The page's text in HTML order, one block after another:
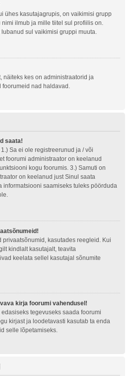
ühes kasutajagrupis, on vaikimisi grupp
ilmub ja mille tiitel sul profiilis on.
sul vaikimisi gruppi muuta.
näiteks kes on administraatorid ja
nad haldavad.
saata!
Sa ei ole registreerunud ja / või
foorumi administraator on keelanud
kogu foorumis. 3.) Samuti on
on keelanud just Sinul saata
informatsiooni saamiseks tuleks pöörduda
kasutades reegleid. Kui
kindlalt kasutajalt, teavita
keelata sellel kasutajal sõnumite
kirja foorumi vahendusel!
tegevuseks saada foorumi
kirjast ja loodetavasti kasutab ta enda
selle lõpetamiseks.